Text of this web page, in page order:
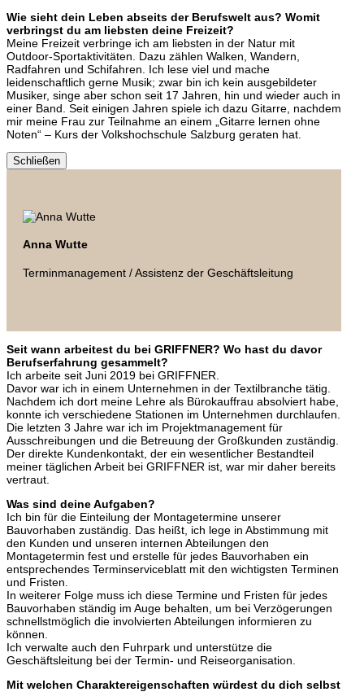
Wie sieht dein Leben abseits der Berufswelt aus? Womit
verbringst du am liebsten deine Freizeit?
Meine Freizeit verbringe ich am liebsten in der Natur mit
Outdoor-Sportaktivitäten. Dazu zählen Walken, Wandern,
Radfahren und Schifahren. Ich lese viel und mache
leidenschaftlich gerne Musik; zwar bin ich kein ausgebildeter
Musiker, singe aber schon seit 17 Jahren, hin und wieder auch in
einer Band. Seit einigen Jahren spiele ich dazu Gitarre, nachdem
mir meine Frau zur Teilnahme an einem „Gitarre lernen ohne
Noten“ – Kurs der Volkshochschule Salzburg geraten hat.
Schließen
Anna Wutte
Terminmanagement / Assistenz der Geschäftsleitung
Seit wann arbeitest du bei GRIFFNER? Wo hast du davor
Berufserfahrung gesammelt?
Ich arbeite seit Juni 2019 bei GRIFFNER.
Davor war ich in einem Unternehmen in der Textilbranche tätig.
Nachdem ich dort meine Lehre als Bürokauffrau absolviert habe,
konnte ich verschiedene Stationen im Unternehmen durchlaufen.
Die letzten 3 Jahre war ich im Projektmanagement für
Ausschreibungen und die Betreuung der Großkunden zuständig.
Der direkte Kundenkontakt, der ein wesentlicher Bestandteil
meiner täglichen Arbeit bei GRIFFNER ist, war mir daher bereits
vertraut.
Was sind deine Aufgaben?
Ich bin für die Einteilung der Montagetermine unserer
Bauvorhaben zuständig. Das heißt, ich lege in Abstimmung mit
den Kunden und unseren internen Abteilungen den
Montagetermin fest und erstelle für jedes Bauvorhaben ein
entsprechendes Terminserviceblatt mit den wichtigsten Terminen
und Fristen.
In weiterer Folge muss ich diese Termine und Fristen für jedes
Bauvorhaben ständig im Auge behalten, um bei Verzögerungen
schnellstmöglich die involvierten Abteilungen informieren zu
können.
Ich verwalte auch den Fuhrpark und unterstütze die
Geschäftsleitung bei der Termin- und Reiseorganisation.
Mit welchen Charaktereigenschaften würdest du dich selbst